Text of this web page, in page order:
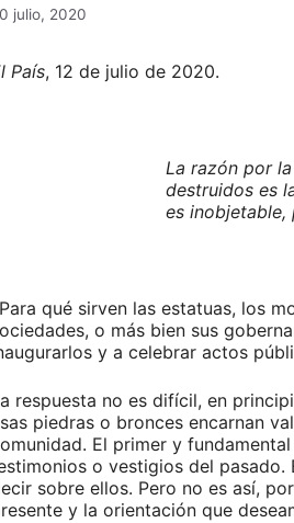
julio, 2020
País, 12 de julio de 2020.
La razón por
destruidos es
es inobjetable,
qué sirven las estatuas, los
o más bien sus
y a celebrar actos
respuesta no es difícil, en
piedras o bronces encarnan
El primer y
o vestigios del pasado.
sobre ellos. Pero no es así,
y la orientación que